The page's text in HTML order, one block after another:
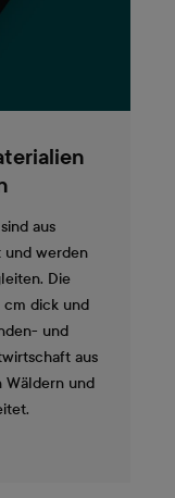
aus
und werden
Die
cm dick und
und
aus
Wäldern und